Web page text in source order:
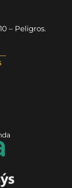
– Peligros.